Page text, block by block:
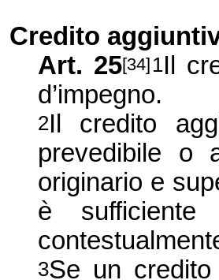
Credito
Art. 25[34] 1Il
d’impegno.
2Il credito
prevedibile o
originario e
è
3Se un